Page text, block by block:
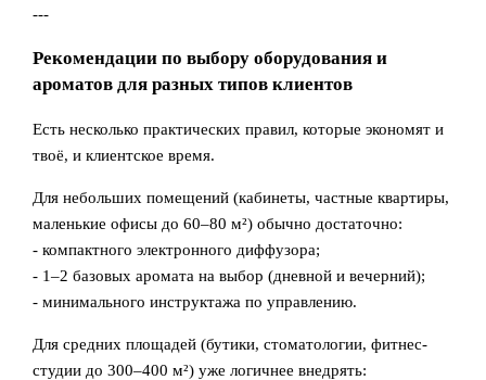
---
Рекомендации по выбору оборудования и
ароматов для разных типов клиентов
Есть несколько практических правил, которые экономят и
твоё, и клиентское время.
Для небольших помещений (кабинеты, частные квартиры,
маленькие офисы до 60–80 м²) обычно достаточно:
- компактного электронного диффузора;
- 1–2 базовых аромата на выбор (дневной и вечерний);
- минимального инструктажа по управлению.
Для средних площадей (бутики, стоматологии, фитнес-
студии до 300–400 м²) уже логичнее внедрять: